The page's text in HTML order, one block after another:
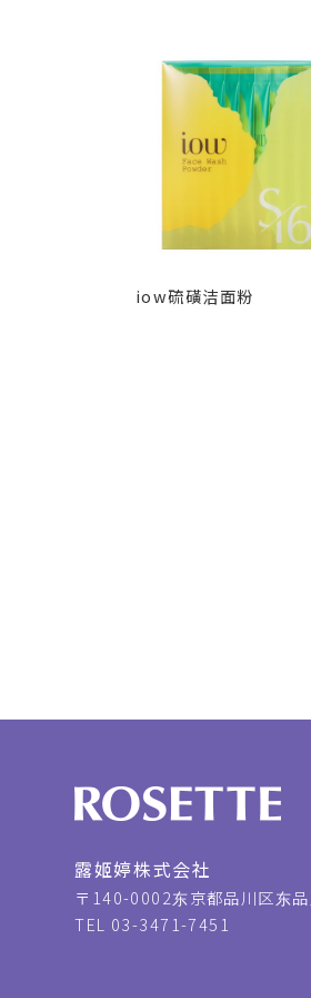
iow硫磺洁面粉
露姬婷株式会社
〒140-0002东京都品川区东
TEL 03-3471-7451